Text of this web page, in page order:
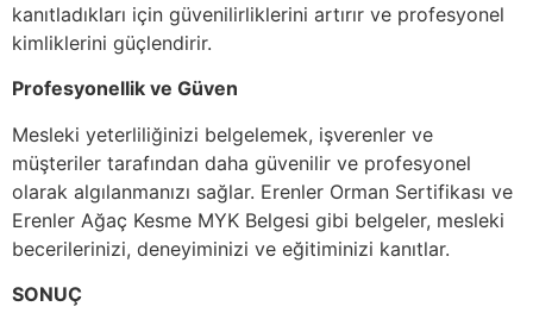
kanıtladıkları için güvenilirliklerini artırır ve profesyonel
kimliklerini güçlendirir.
Profesyonellik ve Güven
Mesleki yeterliliğinizi belgelemek, işverenler ve
müşteriler tarafından daha güvenilir ve profesyonel
olarak algılanmanızı sağlar. Erenler Orman Sertifikası ve
Erenler Ağaç Kesme MYK Belgesi gibi belgeler, mesleki
becerilerinizi, deneyiminizi ve eğitiminizi kanıtlar.
SONUÇ